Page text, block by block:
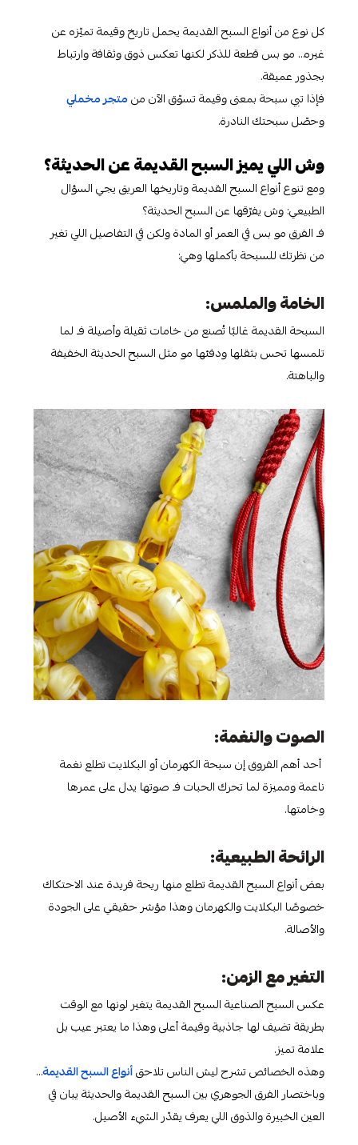
كل نوع من أنواع السبح القديمة يحمل تاريخ وقيمة تميّزه عن
غيره… مو بس قطعة للذكر لكنها تعكس ذوق وثقافة وارتباط
بجذور عميقة.
فإذا تبي سبحة بمعنى وقيمة تسوّق الآن منمتجر مخملي
وحصّل سبحتك النادرة.
وش اللي يميز السبح القديمة عن الحديثة؟
ومع تنوع أنواع السبح القديمة وتاريخها العريق يجي السؤال
الطبيعي: وش يفرّقها عن السبح الحديثة؟
فـ الفرق مو بس في العمر أو المادة ولكن في التفاصيل اللي تغير
من نظرتك للسبحة بأكملها وهي:
الخامة والملمس:
السبحة القديمة غالبًا تُصنع من خامات ثقيلة وأصيلة فـ لما
تلمسها تحس بثقلها ودفئها مو مثل السبح الحديثة الخفيفة
والباهتة.
الصوت والنغمة:
أحد أهم الفروق إن سبحة الكهرمان أو البكلايت تطلع نغمة
ناعمة ومميزة لما تحرك الحبات فـ صوتها يدل على عمرها
وخامتها.
الرائحة الطبيعية:
بعض أنواع السبح القديمة تطلع منها ريحة فريدة عند الاحتكاك
خصوصًا البكلايت والكهرمان وهذا مؤشر حقيقي على الجودة
والأصالة.
التغير مع الزمن:
عكس السبح الصناعية السبح القديمة يتغير لونها مع الوقت
بطريقة تضيف لها جاذبية وقيمة أعلى وهذا ما يعتبر عيب بل
علامة تميز.
وهذه الخصائص تشرح ليش الناس تلاحقأنواع السبح القديمة…
وباختصار الفرق الجوهري بين السبح القديمة والحديثة يبان في
العين الخبيرة والذوق اللي يعرف يقدّر الشيء الأصيل.